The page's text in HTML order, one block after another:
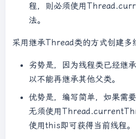
程，则必须使用
法。
采用继承Thread类的方式创建多
劣势是，因为线程类已经继
以不能再继承其他父类。
优势是，编写简单，如果需
无须使用
使用this即可获得当前线程。